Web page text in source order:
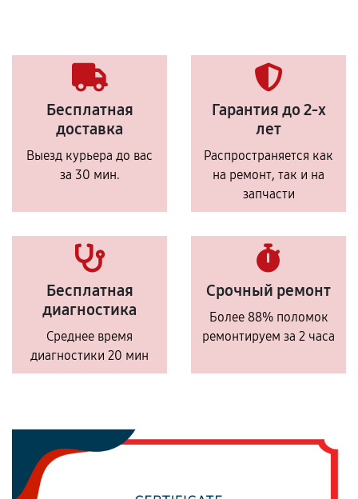
Бесплатная
доставка
Выезд курьера до вас
за 30 мин.
Гарантия до 2-х
лет
Распространяется как
на ремонт, так и на
запчасти
Бесплатная
диагностика
Среднее время
диагностики 20 мин
Срочный ремонт
Более 88% поломок
ремонтируем за 2 часа